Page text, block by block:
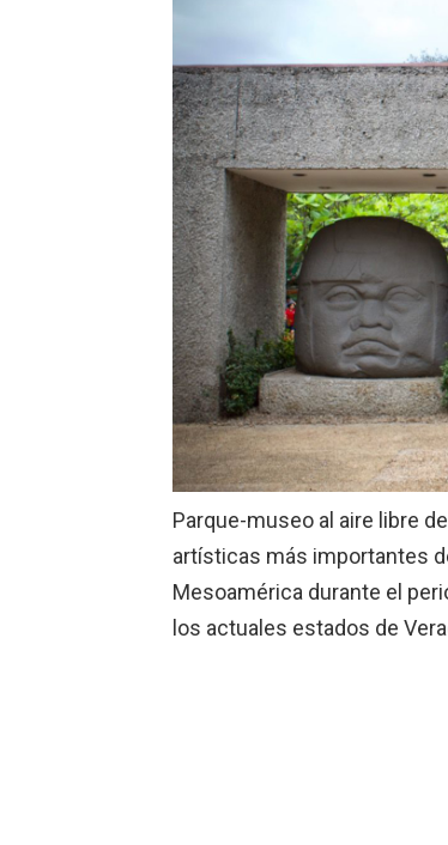
Parque-museo al aire libre
artísticas más importantes
Mesoamérica durante el
los actuales estados de